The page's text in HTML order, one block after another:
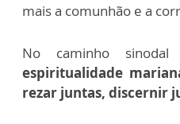
mais a comunhão e a
No caminho sinodal
espiritualidade
rezar juntas, discernir